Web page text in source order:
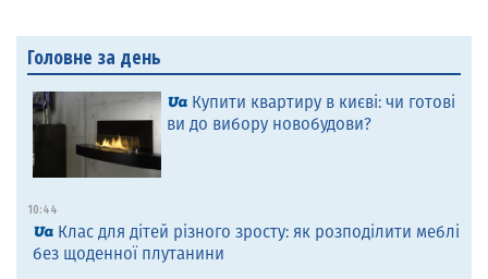
Головне за день
Купити квартиру в києві: чи готові
ви до вибору новобудови?
10:44
Клас для дітей різного зросту: як розподілити меблі
без щоденної плутанини